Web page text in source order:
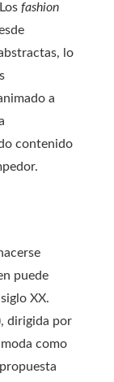
fashion
lo
a
contenido
puede
XX.
dirigida por
como